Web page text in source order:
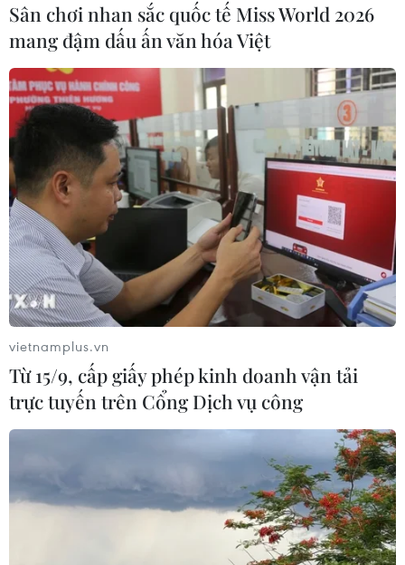
TIN CÙNG CHUYÊN MỤC
Hoạt động của Tổng Bí thư,
Chủ tịch nước Tô Lâm tại Australia
Tổng Bí thư, Chủ tịch nước
Sân chơi nhan sắc quốc tế Miss World 2026
mang đậm dấu ấn văn hóa Việt
vietnamplus.vn
Từ 15/9, cấp giấy phép kinh doanh vận tải
trực tuyến trên Cổng Dịch vụ công